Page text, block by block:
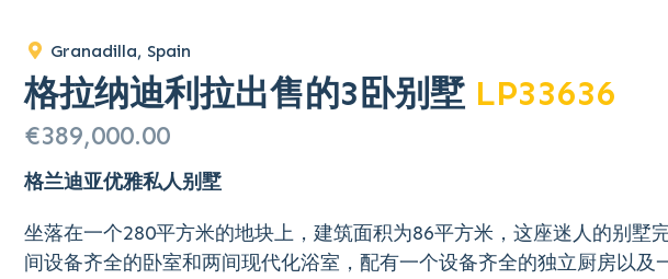
Granadilla, Spain
格拉纳迪利拉出售的3卧别墅 LP33636
€389,000.00
格兰迪亚优雅私人别墅
坐落在一个280平方米的地块上，建筑面积为86平方米，这座迷人的别墅
间设备齐全的卧室和两间现代化浴室，配有一个设备齐全的独立厨房以